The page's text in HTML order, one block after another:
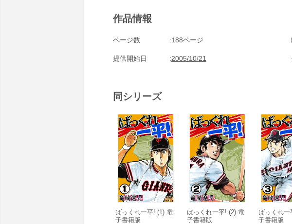
作品情報
ページ数 188ページ
提供開始日 2005/10/21
同シリーズ
ばっくれ一平! (1) 電
子書籍版
ばっくれ一平! (2) 電
子書籍版
ばっくれ一
子書籍版